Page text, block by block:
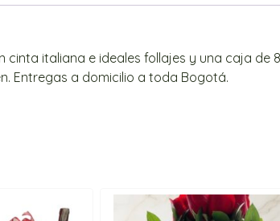
cinta italiana e ideales follajes y una caja de 8
Entregas a domicilio a toda Bogotá.